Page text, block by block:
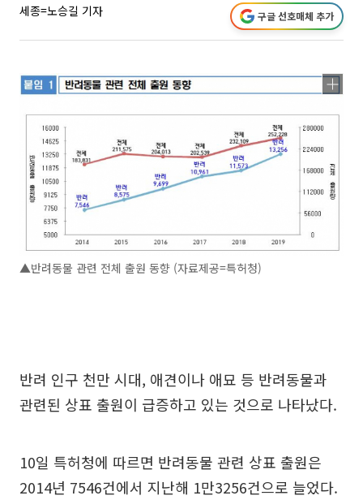
세종=노승길 기자 구글 선호매체 추가
▲반려동물 관련 전체 출원 동향 (자료제공=특허청)
반려 인구 천만 시대, 애견이나 애묘 등 반려동물과
관련된 상표 출원이 급증하고 있는 것으로 나타났다.
10일 특허청에 따르면 반려동물 관련 상표 출원은
2014년 7546건에서 지난해 1만3256건으로 늘었다.